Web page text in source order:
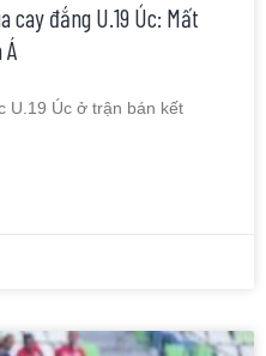
cay đắng U.19 Úc: Mất
U.19 Úc ở trận bán kết